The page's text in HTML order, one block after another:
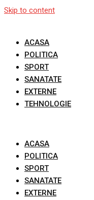
Skip to content
ACASA
POLITICA
SPORT
SANATATE
EXTERNE
TEHNOLOGIE
ACASA
POLITICA
SPORT
SANATATE
EXTERNE